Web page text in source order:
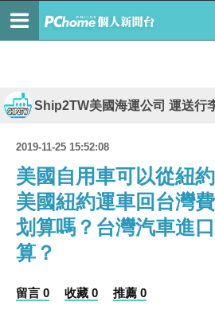
Ship2TW美國海運公司 運送行李 貨櫃跨國搬家
2019-11-25 15:52:08
美國自用車可以從紐
美國紐約運車回台灣
划算嗎？台灣汽車進
算？
留言 0 收藏 0 推薦 0